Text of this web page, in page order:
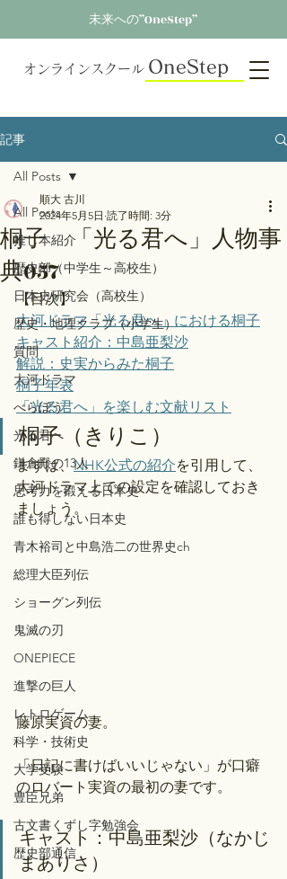
未来への”OneStep”
オンラインスクール OneStep
記事
All Posts
推し本紹介
歴史部（中学生～高校生）
日本史研究会（高校生）
歴史・地理クラブ（小学生）
質問
大河ドラマ
べらぼう
光る君へ
鎌倉殿の13人
思考力を鍛える日本史
誰も得しない日本史
青木裕司と中島浩二の世界史ch
総理大臣列伝
ショーグン列伝
鬼滅の刃
ONEPIECE
進撃の巨人
レトロゲーム
科学・技術史
大学受験
豊臣兄弟
古文書くずし字勉強会
歴史部通信
All Posts
桐子 「光る君へ」人物事
典057
順大 古川
2024年5月5日 読了時間: 3分
【目次】
大河ドラマ「光る君へ」における桐子
キャスト紹介：中島亜梨沙
解説：史実からみた桐子
桐子年表
「光る君へ」を楽しむ文献リスト
桐子（きりこ）
まずは、NHK公式の紹介を引用して、
大河ドラマ上での設定を確認しておき
ましょう。
藤原実資の妻。
「日記に書けばいいじゃない」が口癖
のロバート実資の最初の妻です。
キャスト：中島亜梨沙（なかじ
まありさ）